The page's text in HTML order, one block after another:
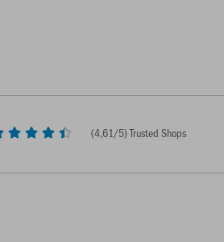
(4,61/5) Trusted Shops